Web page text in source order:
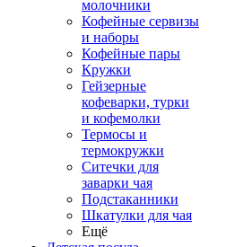
молочники
Кофейные сервизы
и наборы
Кофейные пары
Кружки
Гейзерные
кофеварки, турки
и кофемолки
Термосы и
термокружки
Ситечки для
заварки чая
Подстаканники
Шкатулки для чая
Ещё